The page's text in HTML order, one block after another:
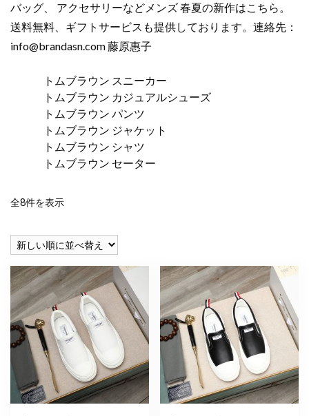
バッグ、 アクセサリーなどメンズ 春夏の新作はこちら。
送料無料、ギフトサービスも提供しております。連絡先：
info@brandasn.com藤原惠子
トムブラウン スニーカー
トムブラウン カジュアルシューズ
トムブラウン パンツ
トムブラウン ジャケット
トムブラウン シャツ
トムブラウン セーター
全8件を表示新
い
順